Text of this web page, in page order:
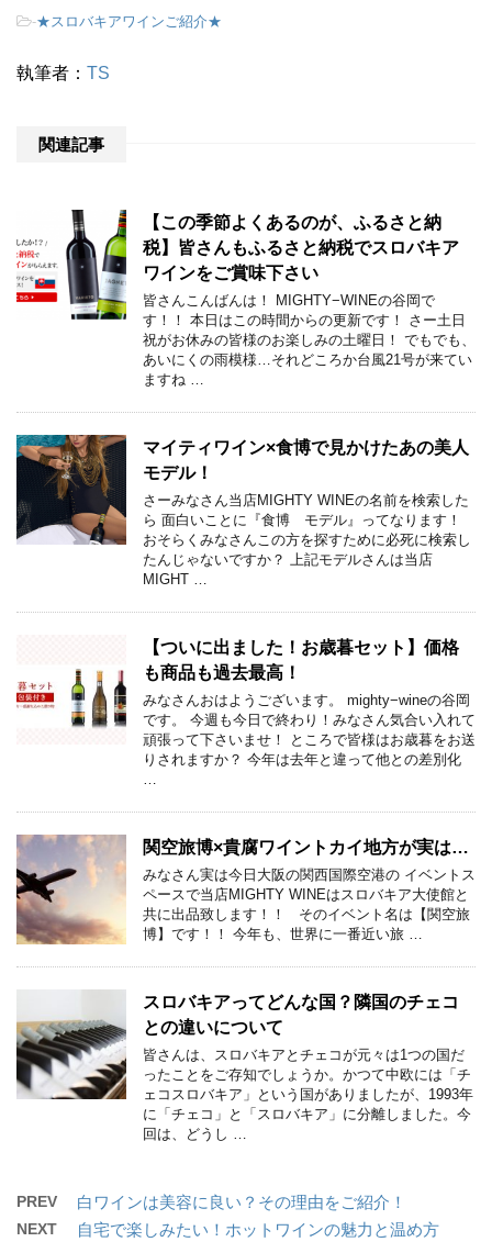
-★スロバキアワインご紹介★
執筆者： TS
関連記事
【この季節よくあるのが、ふるさと納
税】皆さんもふるさと納税でスロバキア
ワインをご賞味下さい
皆さんこんばんは！ MIGHTY−WINEの谷岡で
す！！ 本日はこの時間からの更新です！ さー土日
祝がお休みの皆様のお楽しみの土曜日！ でもでも、
あいにくの雨模様…それどころか台風21号が来てい
ますね …
マイティワイン×食博で見かけたあの美人
モデル！
さーみなさん当店MIGHTY WINEの名前を検索した
ら 面白いことに『食博 モデル』ってなります！
おそらくみなさんこの方を探すために必死に検索し
たんじゃないですか？ 上記モデルさんは当店
MIGHT …
【ついに出ました！お歳暮セット】価格
も商品も過去最高！
みなさんおはようございます。 mighty−wineの谷岡
です。 今週も今日で終わり！みなさん気合い入れて
頑張って下さいませ！ ところで皆様はお歳暮をお送
りされますか？ 今年は去年と違って他との差別化
…
関空旅博×貴腐ワイントカイ地方が実は…
みなさん実は今日大阪の関西国際空港の イベントス
ペースで当店MIGHTY WINEはスロバキア大使館と
共に出品致します！！ そのイベント名は【関空旅
博】です！！ 今年も、世界に一番近い旅 …
スロバキアってどんな国？隣国のチェコ
との違いについて
皆さんは、スロバキアとチェコが元々は1つの国だ
ったことをご存知でしょうか。かつて中欧には「チ
ェコスロバキア」という国がありましたが、1993年
に「チェコ」と「スロバキア」に分離しました。今
回は、どうし …
PREV 白ワインは美容に良い？その理由をご紹介！
NEXT 自宅で楽しみたい！ホットワインの魅力と温め方